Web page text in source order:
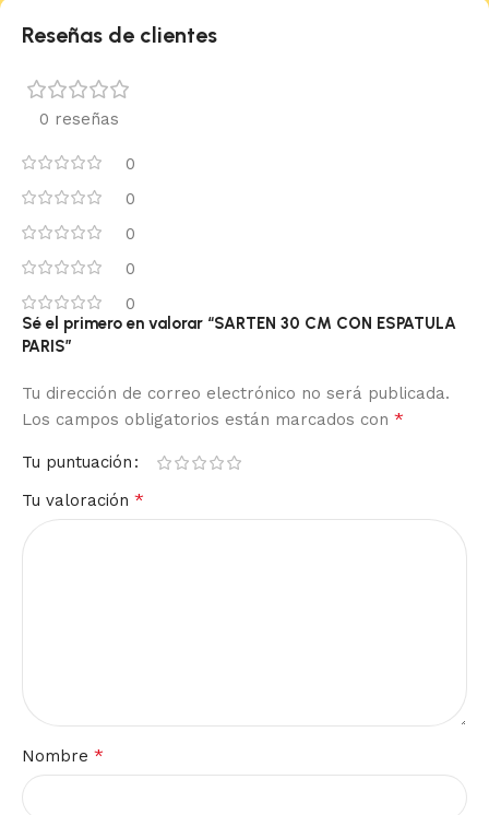
Reseñas de clientes
0 reseñas
0
0
0
0
0
Sé el primero en valorar “SARTEN 30 CM CON ESPATULA
PARIS”
Tu dirección de correo electrónico no será publicada.
Los campos obligatorios están marcados con *
Tu puntuación
Tu valoración *
Nombre *